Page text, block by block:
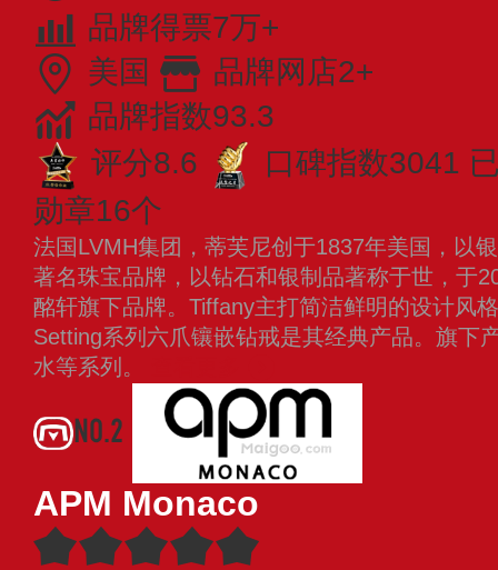
品牌得票7万+
美国
品牌网店2+
品牌指数93.3
评分8.6
口碑指数3041
勋章16个
法国LVMH集团，蒂芙尼创于1837年美国，以
著名珠宝品牌，以钻石和银制品著称于世，于
酩轩旗下品牌。Tiffany主打简洁鲜明的设计风
Setting系列六爪镶嵌钻戒是其经典产品。旗下
水等系列。
NO.2
APM Monaco